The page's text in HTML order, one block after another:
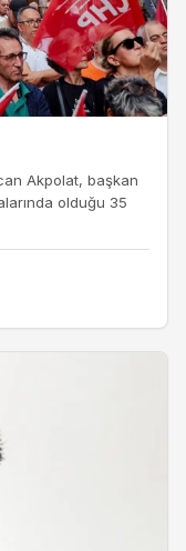
Akpolat, başkan
olduğu 35